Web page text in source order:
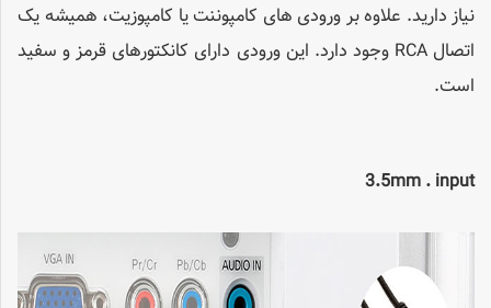
نیاز دارید. علاوه بر ورودی های کامپوننت یا کامپوزیت، همیشه یک
اتصال RCA وجود دارد. این ورودی دارای کانکتورهای قرمز و سفید
است.
3.5mm . input